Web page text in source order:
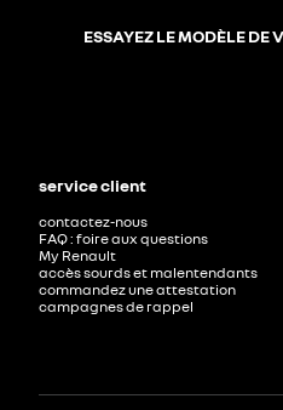
ESSAYEZ LE MODÈLE DE
service client
contactez-nous
FAQ : foire aux questions
My Renault
accès sourds et malentendants
commandez une attestation
campagnes de rappel